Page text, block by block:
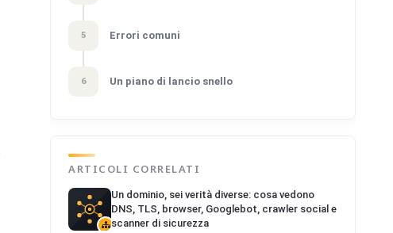
5 Errori comuni
6 Un piano di lancio snello
ARTICOLI CORRELATI
Un dominio, sei verità diverse: cosa vedono
DNS, TLS, browser, Googlebot, crawler social e
scanner di sicurezza